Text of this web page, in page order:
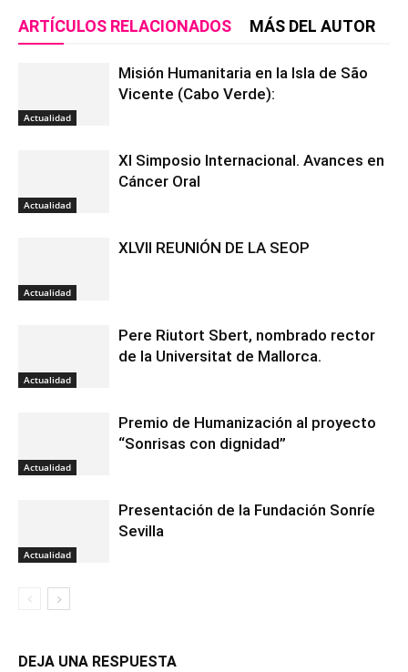
ARTÍCULOS RELACIONADOS MÁS DEL AUTOR
Actualidad
Misión Humanitaria en la Isla de São
Vicente (Cabo Verde):
Actualidad
XI Simposio Internacional. Avances en
Cáncer Oral
Actualidad
XLVII REUNIÓN DE LA SEOP
Actualidad
Pere Riutort Sbert, nombrado rector
de la Universitat de Mallorca.
Actualidad
Premio de Humanización al proyecto
“Sonrisas con dignidad”
Actualidad
Presentación de la Fundación Sonríe
Sevilla
DEJA UNA RESPUESTA